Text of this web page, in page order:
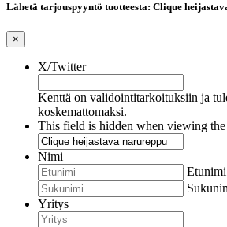
Lähetä tarjouspyyntö tuotteesta: Clique
×
X/Twitter
Kenttä on validointitarkoituksiin ja
koskemattomaksi.
This field is hidden when viewing
Nimi
Etunimi
Yritys